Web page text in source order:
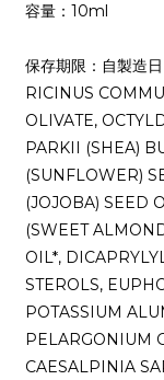
容量：10ml
保存期限：自製造
RICINUS
OLIVATE,
PARKII (SHEA)
(SUNFLOWER)
(JOJOBA) SEED
(SWEET
OIL*,
STEROLS,
POTASSIUM
PELARGONIUM
CAESALPINIA